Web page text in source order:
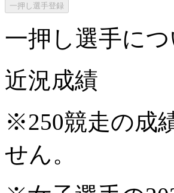
一押し選手登録
一押し選手に
近況成績
※250競走の成
せん。